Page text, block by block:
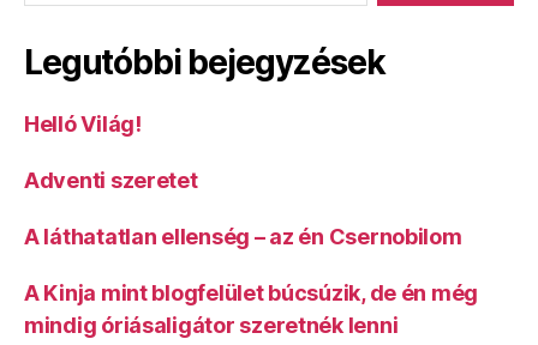
Legutóbbi bejegyzések
Helló Világ!
Adventi szeretet
A láthatatlan ellenség – az én Csernobilom
A Kinja mint blogfelület búcsúzik, de én még
mindig óriásaligátor szeretnék lenni